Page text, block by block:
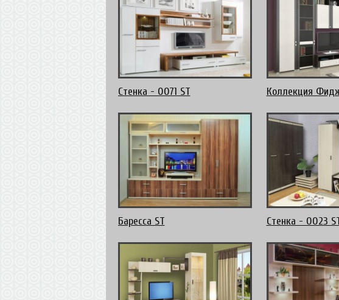
Стенка - 0071 ST Коллекция
Баресса ST Стенка - 0023